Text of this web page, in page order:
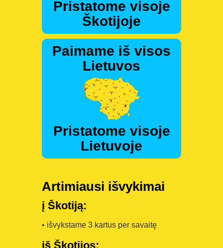
Pristatome visoje
Škotijoje
Paimame iš visos
Lietuvos
Pristatome visoje
Lietuvoje
Artimiausi išvykimai
į Škotiją:
• išvykstame 3 kartus per savaitę
iš Škotijos: